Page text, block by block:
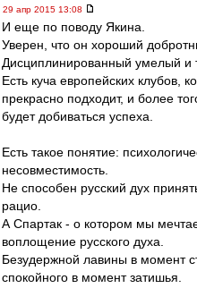
29 апр 2015 13:08
И еще по поводу Якина.
Уверен, что он хороший
Дисциплинированный умелый и
Есть куча европейских клубов,
прекрасно подходит, и более
будет добиваться успеха.
Есть такое понятие:
несовместимость.
Не способен русский дух
рацио.
А Спартак - о котором мы
воплощение русского духа.
Безудержной лавины в момент
спокойного в момент затишья.